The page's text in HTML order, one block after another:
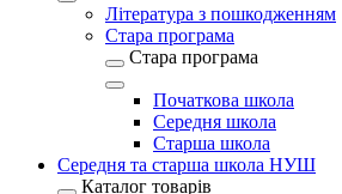
Література з пошкодженням
Стара програма
Стара програма
Початкова школа
Середня школа
Старша школа
Середня та старша школа НУШ
Каталог товарів